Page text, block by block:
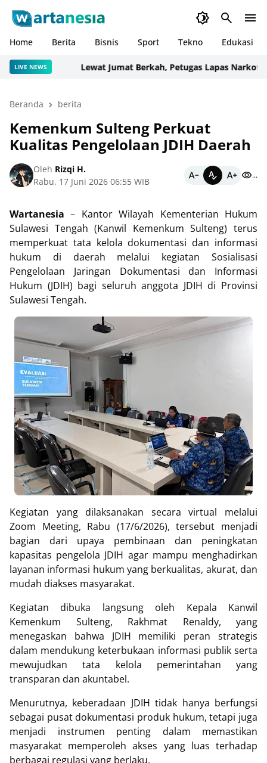
Home Berita Bisnis Sport Tekno Edukasi
LIVE NEWS Lewat Jumat Berkah, Petugas Lapas Narkotika
Beranda berita
Kemenkum Sulteng Perkuat
Kualitas Pengelolaan JDIH Daerah
Oleh Rizqi H.
Rabu, 17 Juni 2026 06:55 WIB
...
Wartanesia – Kantor Wilayah Kementerian Hukum
Sulawesi Tengah (Kanwil Kemenkum Sulteng) terus
memperkuat tata kelola dokumentasi dan informasi
hukum di daerah melalui kegiatan Sosialisasi
Pengelolaan Jaringan Dokumentasi dan Informasi
Hukum (JDIH) bagi seluruh anggota JDIH di Provinsi
Sulawesi Tengah.
Kegiatan yang dilaksanakan secara virtual melalui
Zoom Meeting, Rabu (17/6/2026), tersebut menjadi
bagian dari upaya pembinaan dan peningkatan
kapasitas pengelola JDIH agar mampu menghadirkan
layanan informasi hukum yang berkualitas, akurat, dan
mudah diakses masyarakat.
Kegiatan dibuka langsung oleh Kepala Kanwil
Kemenkum Sulteng, Rakhmat Renaldy, yang
menegaskan bahwa JDIH memiliki peran strategis
dalam mendukung keterbukaan informasi publik serta
mewujudkan tata kelola pemerintahan yang
transparan dan akuntabel.
Menurutnya, keberadaan JDIH tidak hanya berfungsi
sebagai pusat dokumentasi produk hukum, tetapi juga
menjadi instrumen penting dalam memastikan
masyarakat memperoleh akses yang luas terhadap
berbagai regulasi yang berlaku.